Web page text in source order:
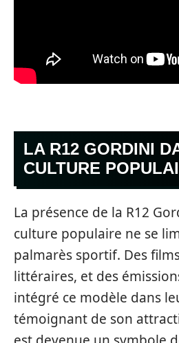
LA R12 GORDINI
CULTURE
La présence de la R12
culture populaire ne se
palmarès sportif. Des
littéraires, et des
intégré ce modèle dans
témoignant de son